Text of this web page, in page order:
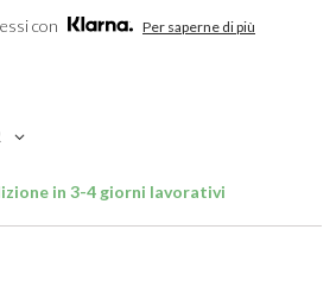
con Per saperne di più
in 3-4 giorni lavorativi